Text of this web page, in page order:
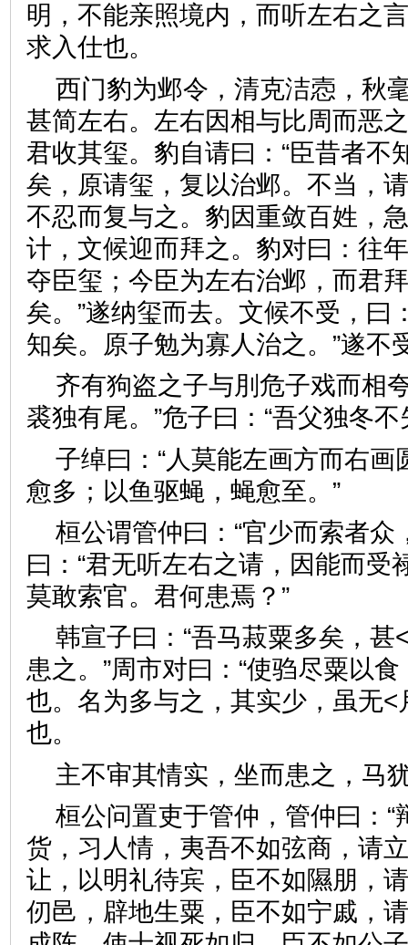
明，不能亲照境内，而听左右之
求入仕也。
西门豹为邺令，清克洁悫，秋
甚简左右。左右因相与比周而恶
君收其玺。豹自请曰：“臣昔者不
矣，原请玺，复以治邺。不当，
不忍而复与之。豹因重敛百姓，
计，文候迎而拜之。豹对曰：往
夺臣玺；今臣为左右治邺，而君
矣。”遂纳玺而去。文候不受，曰
知矣。原子勉为寡人治之。”
齐有狗盗之子与刖危子戏而相
裘独有尾。”危子曰：“吾父独
子绰曰：“人莫能左画方而右画
愈多；以鱼驱蝇，蝇愈至。”
桓公谓管仲曰：“官少而索者众
曰：“君无听左右之请，因能而受
莫敢索官。君何患焉？”
韩宣子曰：“吾马菽粟多矣，甚
患之。”周市对曰：“使驺尽粟以
也。名为多与之，其实少，虽无<
也。
主不审其情实，坐而患之，
桓公问置吏于管仲，管仲曰：“
货，习人情，夷吾不如弦商，请
让，以明礼待宾，臣不如隰朋，
仞邑，辟地生粟，臣不如宁戚，